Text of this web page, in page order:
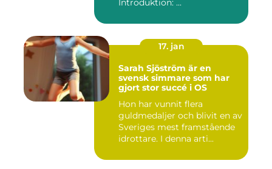
Introduktion: ...
17. jan
Sarah Sjöström är en
svensk simmare som har
gjort stor succé i OS
Hon har vunnit flera
guldmedaljer och blivit en av
Sveriges mest framstående
idrottare. I denna arti...